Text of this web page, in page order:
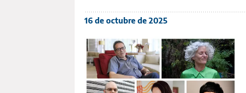
16 de octubre de 2025